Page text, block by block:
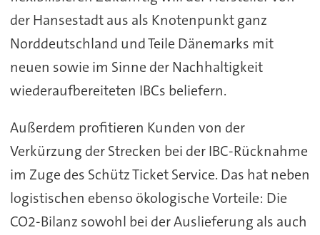
der Hansestadt aus als Knotenpunkt ganz
Norddeutschland und Teile Dänemarks mit
neuen sowie im Sinne der Nachhaltigkeit
wiederaufbereiteten IBCs beliefern.
Außerdem profitieren Kunden von der
Verkürzung der Strecken bei der IBC-Rücknahme
im Zuge des Schütz Ticket Service. Das hat neben
logistischen ebenso ökologische Vorteile: Die
CO2-Bilanz sowohl bei der Auslieferung als auch